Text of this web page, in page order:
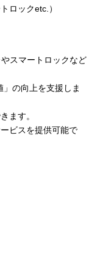
ロックetc.）
スマートロックなど
の向上を支援しま
ます。
ビスを提供可能で